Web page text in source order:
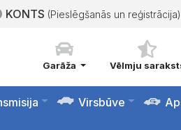
KONTS (Pieslēgšanās un reģistrācija)
Garāža Vēlmju
Virsbūve